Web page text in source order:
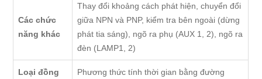
Các chức
năng khác
Thay đổi khoảng cách phát hiện, chuyển đổi
giữa NPN và PNP, kiểm tra bên ngoài (dừng
phát tia sáng), ngõ ra phụ (AUX 1, 2), ngõ ra
đèn (LAMP1, 2)
Loại đồng Phương thức tính thời gian bằng đường